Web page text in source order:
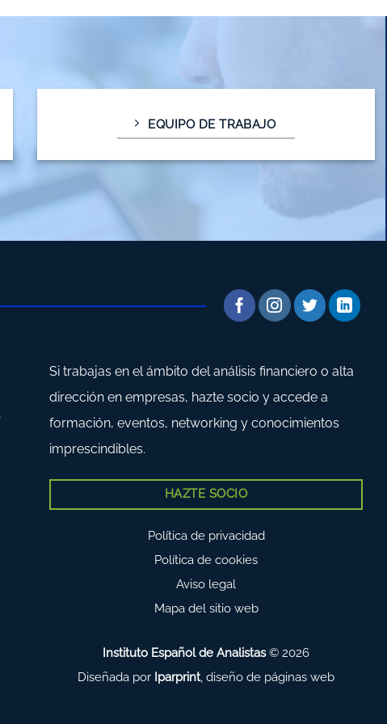
EQUIPO DE TRABAJO
Si trabajas en el ámbito del análisis financiero o alta
dirección en empresas, hazte socio y accede a
formación, eventos, networking y conocimientos
imprescindibles.
HAZTE SOCIO
Política de privacidad
Política de cookies
Aviso legal
Mapa del sitio web
Instituto Español de Analistas© 2026
Diseñada por Iparprint, diseño de páginas web